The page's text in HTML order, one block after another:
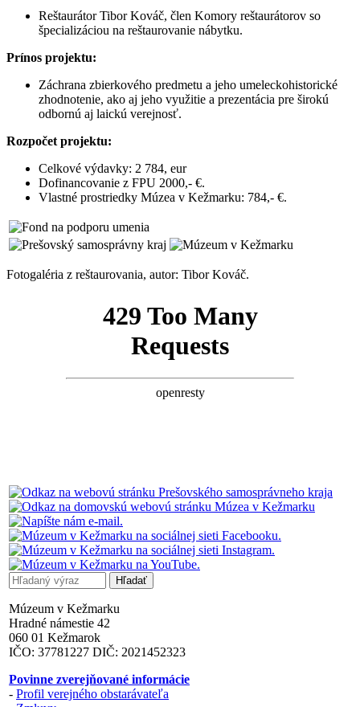
Reštaurátor Tibor Kováč, člen Komory reštaurátorov so
špecializáciou na reštaurovanie nábytku.
Prínos projektu:
Záchrana zbierkového predmetu a jeho umeleckohistorické
zhodnotenie, ako aj jeho využitie a prezentácia pre širokú
odbornú aj laickú verejnosť.
Rozpočet projektu:
Celkové výdavky: 2 784, eur
Dofinancovanie z FPU 2000,- €.
Vlastné prostriedky Múzea v Kežmarku: 784,- €.
Fotogaléria z reštaurovania, autor: Tibor Kováč.
Múzeum v Kežmarku
Hradné námestie 42
060 01 Kežmarok
IČO: 37781227 DIČ: 2021452323
Povinne zverejňované informácie
- Profil verejného obstarávateľa